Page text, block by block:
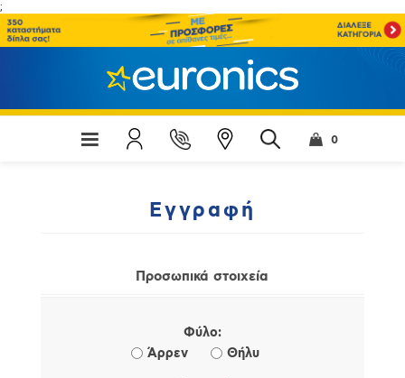
;
0
Εγγραφή
Προσωπικά στοιχεία
Φύλο:
Άρρεν
Θήλυ